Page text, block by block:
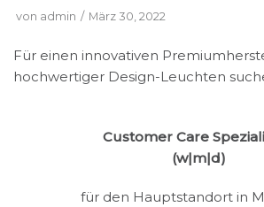
von admin März 30, 2022
Für einen innovativen
hochwertiger Design-Leuchten
Customer Care
(w|m|d)
für den Hauptstandort in